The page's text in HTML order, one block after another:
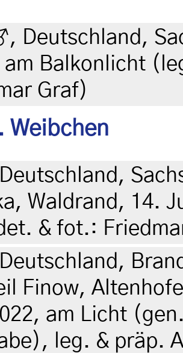
Deutschland,
am Balkonlicht
Graf)
Weibchen
Waldrand, 14.
& fot.:
Finow,
am Licht
leg. & präp.